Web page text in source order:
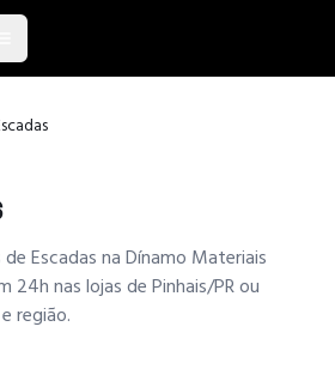
Escadas na Dínamo Materiais
24h nas lojas de Pinhais/PR ou
região.